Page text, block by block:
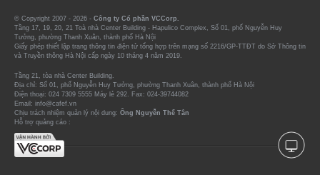
© Copyright 2007 - 2026 - Công ty Cổ phần VCCorp.
Tầng 17, 19, 20, 21 Toà nhà Center Building - Hapulico Complex, Số 01, phố Nguyễn Huy
Tưởng, phường Thanh Xuân, thành phố Hà Nội
Giấy phép thiết lập trang thông tin điện tử tổng hợp trên mạng số 2216/GP-TTĐT do Sở Thông tin
và Truyền thông Hà Nội cấp ngày 10 tháng 4 năm 2019.
Tầng 21, tòa nhà Center Building.
Địa chỉ: Số 01, phố Nguyễn Huy Tưởng, phường Thanh Xuân, thành phố Hà Nội
Điện thoại: 024 7309 5555 Máy lẻ 292. Fax: 024-39744082
Email: info@cafef.vn
Chịu trách nhiệm quản lý nội dung: Ông Nguyễn Thế Tân
Hỗ trợ quảng cáo :